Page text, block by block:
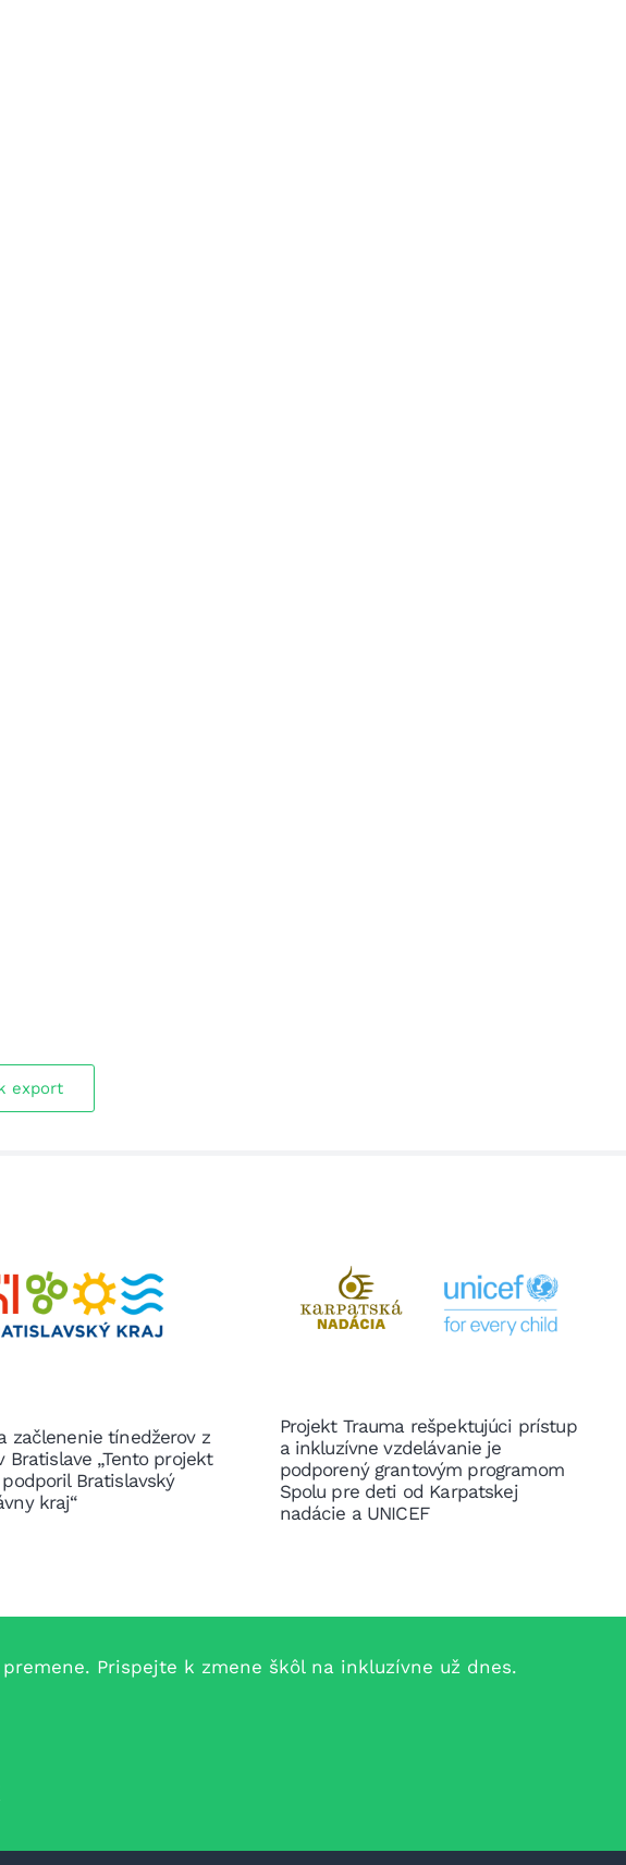
export
začlenenie tínedžerov z
Bratislave „Tento projekt
Bratislavský
kraj“
Projekt Trauma rešpektujúci prístup
a inkluzívne vzdelávanie je
podporený grantovým programom
Spolu pre deti od Karpatskej
nadácie a UNICEF
Prispejte k zmene škôl na inkluzívne už dnes.